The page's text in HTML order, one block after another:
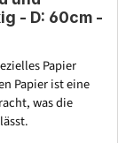
- D: 60cm -
Papier
Papier ist eine
was die